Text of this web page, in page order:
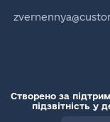
Створено за
підзвітність у